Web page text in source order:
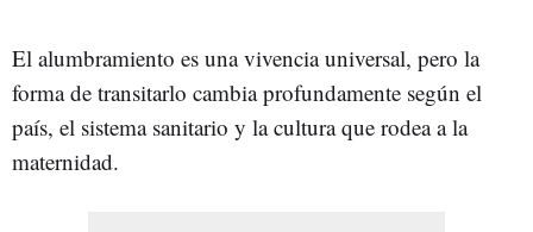
El alumbramiento es una vivencia universal, pero la
forma de transitarlo cambia profundamente según el
país, el sistema sanitario y la cultura que rodea a la
maternidad.